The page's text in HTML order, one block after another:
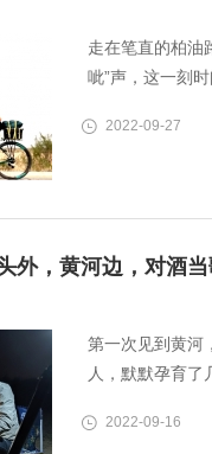
走在笔直的柏油
呲”声，这一刻时
2022-09-27
外，黄河边，对酒当
第一次见到黄河
人，默默孕育了
2022-09-16